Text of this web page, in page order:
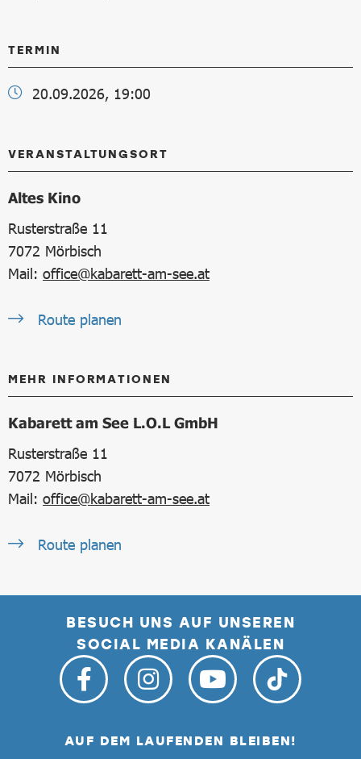
TERMIN
20.09.2026, 19:00
VERANSTALTUNGSORT
Altes Kino
Rusterstraße 11
7072 Mörbisch
Mail: office@kabarett-am-see.at
Route planen
MEHR INFORMATIONEN
Kabarett am See L.O.L GmbH
Rusterstraße 11
7072 Mörbisch
Mail: office@kabarett-am-see.at
Route planen
BESUCH UNS AUF UNSEREN
SOCIAL MEDIA KANÄLEN
AUF DEM LAUFENDEN BLEIBEN!